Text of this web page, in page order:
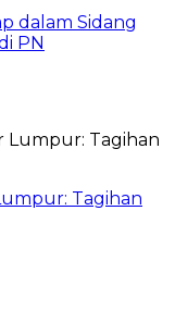
dalam Sidang
PN
Tagihan